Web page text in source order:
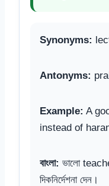
Synonyms:
Antonyms:
Example: A
instead of
বাংলা: ভালো teacher
দিকনির্দেশনা দেন।